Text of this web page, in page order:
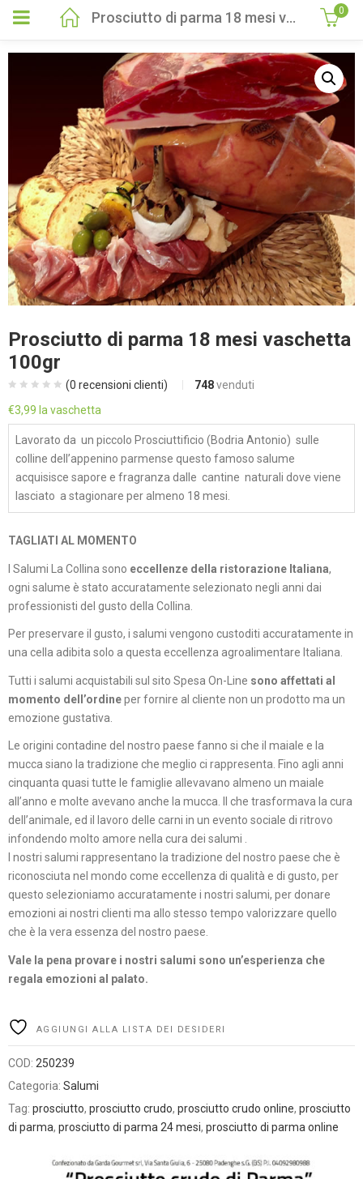
Prosciutto di parma 18 mesi vaschetta 100gr 0
Prosciutto di parma 18 mesi vaschetta
100gr
(0 recensioni clienti) 748 venduti
€3,99 la vaschetta
Lavorato da un piccolo Prosciuttificio (Bodria Antonio) sulle
colline dell’appenino parmense questo famoso salume
acquisisce sapore e fragranza dalle cantine naturali dove viene
lasciato a stagionare per almeno 18 mesi.
TAGLIATI AL MOMENTO
I Salumi La Collina sono eccellenze della ristorazione Italiana,
ogni salume è stato accuratamente selezionato negli anni dai
professionisti del gusto della Collina.
Per preservare il gusto, i salumi vengono custoditi accuratamente in
una cella adibita solo a questa eccellenza agroalimentare Italiana.
Tutti i salumi acquistabili sul sito Spesa On-Line sono affettati al
momento dell’ordineper fornire al cliente non un prodotto ma un
emozione gustativa.
Le origini contadine del nostro paese fanno si che il maiale e la
mucca siano la tradizione che meglio ci rappresenta. Fino agli anni
cinquanta quasi tutte le famiglie allevavano almeno un maiale
all’anno e molte avevano anche la mucca. Il che trasformava la cura
dell’animale, ed il lavoro delle carni in un evento sociale di ritrovo
infondendo molto amore nella cura dei salumi .
I nostri salumi rappresentano la tradizione del nostro paese che è
riconosciuta nel mondo come eccellenza di qualità e di gusto, per
questo selezioniamo accuratamente i nostri salumi, per donare
emozioni ai nostri clienti ma allo stesso tempo valorizzare quello
che è la vera essenza del nostro paese.
Vale la pena provare i nostri salumi sono un’esperienza che
regala emozioni al palato.
Alternative:
AGGIUNGI ALLA LISTA DEI DESIDERI
COD: 250239
Categoria: Salumi
Tag: prosciutto, prosciutto crudo, prosciutto crudo online, prosciutto
di parma, prosciutto di parma 24 mesi, prosciutto di parma online